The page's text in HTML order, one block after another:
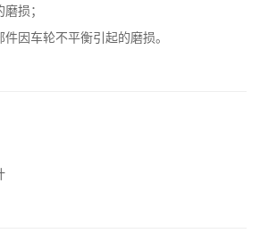
损；
因车轮不平衡引起的磨损。